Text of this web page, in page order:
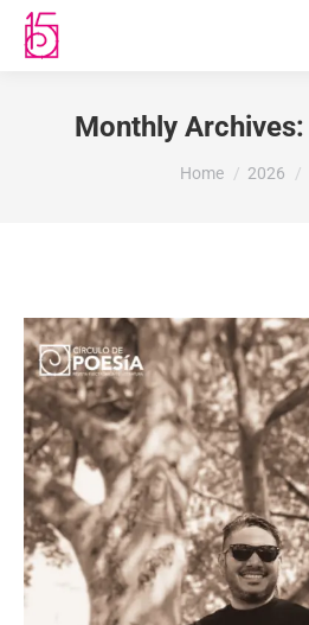
Monthly Archives:
You are here:
Home 2026